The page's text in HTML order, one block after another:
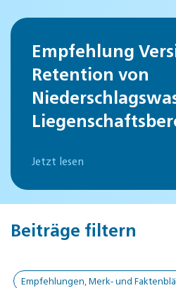
Empfehlung
Retention von
Jetzt lesen
Beiträge filtern
Empfehlungen, Merk- und